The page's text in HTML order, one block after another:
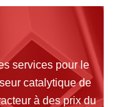
services pour le
catalytique de
à des prix du